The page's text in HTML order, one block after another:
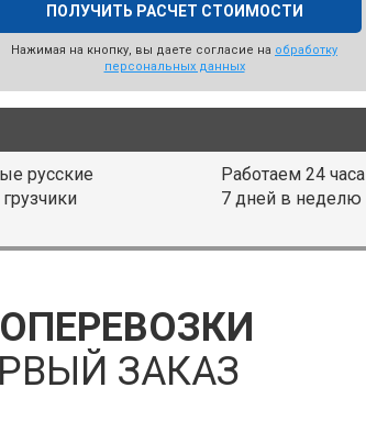
Нажимая на кнопку, вы даете согласие на обработку
персональных данных
русские
Работаем 24 часа
7 дней в неделю
ЗАКАЗ